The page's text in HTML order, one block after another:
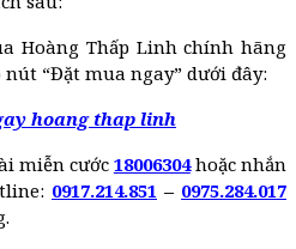
Hoàng Thấp Linh chính hãng
“Đặt mua ngay” dưới đây:
miễn cước 18006304hoặc nhắn
0917.214.851 – 0975.284.017